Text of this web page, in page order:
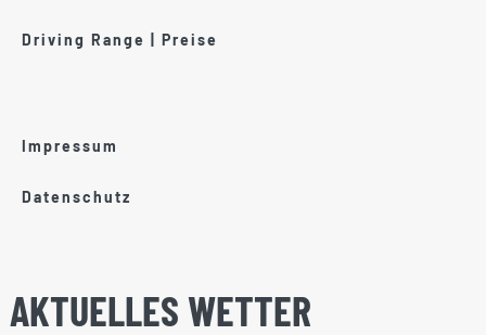
Driving Range | Preise
Impressum
Datenschutz
AKTUELLES WETTER